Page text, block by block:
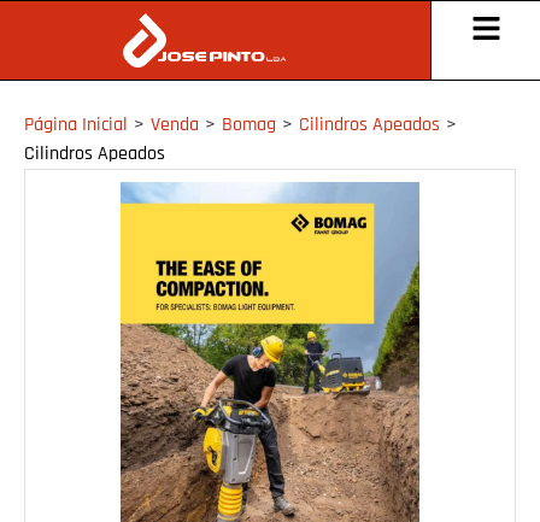
Página Inicial > Venda > Bomag > Cilindros Apeados >
Cilindros Apeados